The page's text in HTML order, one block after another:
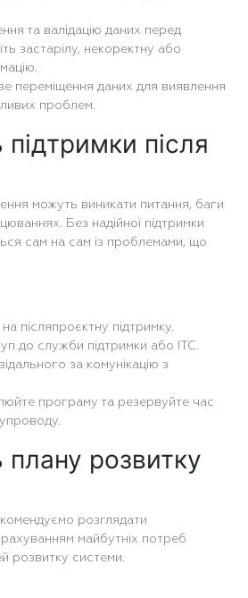
та валідацію даних перед
застарілу, некоректну або
переміщення даних для виявлення
проблем.
підтримки після
можуть виникати питання, баги
Без надійної підтримки
сам на сам із проблемами, що
післяпроєктну підтримку.
до служби підтримки або ІТС.
за комунікацію з
програму та резервуйте час
плану розвитку
розглядати
майбутніх потреб
розвитку системи.